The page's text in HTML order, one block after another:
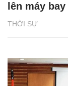
THỜI SỰ
lên máy